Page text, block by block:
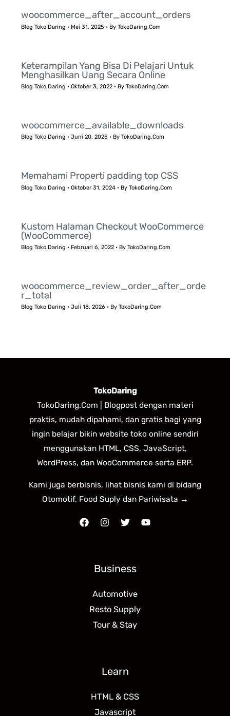
woocommerce_after_account_orders
Blog Toko Daring • Mei 31, 2025 • ByTokoDaring.Com
Keterampilan Yang Bisa Di Pelajari Untuk
Menghasilkan Uang Secara Online
Blog Toko Daring •Oktober 3, 2022 • ByTokoDaring.Com
woocommerce_available_downloads
Blog Toko Daring •Juni 20, 2025 • ByTokoDaring.Com
Memahami Properti padding top CSS
Blog Toko Daring •Oktober 31, 2024 • ByTokoDaring.Com
Kustom Halaman Checkout WooCommerce
(WooCommerce)
Blog Toko Daring • Februari 6, 2022 • ByTokoDaring.Com
woocommerce_review_order_after_orde
r_total
Blog Toko Daring •Juli 18, 2026 • ByTokoDaring.Com
TokoDaring
TokoDaring.Com | Blogpost dengan materi
praktis, mudah dipahami, dan gratis bagi yang
ingin belajar bikin website toko online sendiri
menggunakan HTML, CSS, JavaScript,
WordPress, dan WooCommerce serta ERP.
Kami juga berbisnis, lihat bisnis kami di bidang
Otomotif, Food Suply dan Pariwisata →
Business
Automotive
Resto Supply
Tour & Stay
Learn
HTML & CSS
Javascript